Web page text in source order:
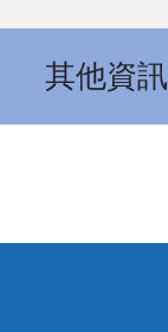
其他資訊